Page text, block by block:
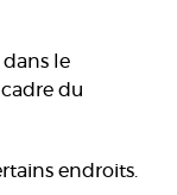
dans le
du
endroits.